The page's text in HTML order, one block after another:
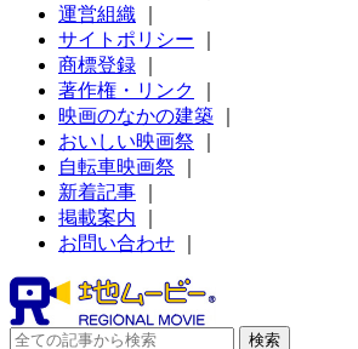
運営組織
サイトポリシー
商標登録
著作権・リンク
映画のなかの建築
おいしい映画祭
自転車映画祭
新着記事
掲載案内
お問い合わせ